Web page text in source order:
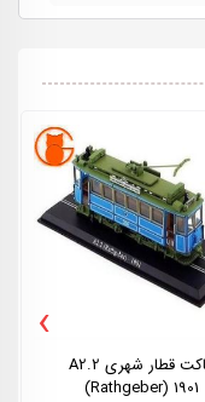
ماکت قطار شهری A2.2
(Rathgeber) 1901
›